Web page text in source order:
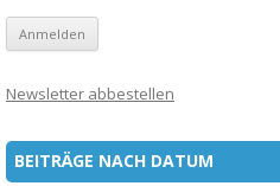
Newsletter abbestellen
BEITRÄGE NACH DATUM